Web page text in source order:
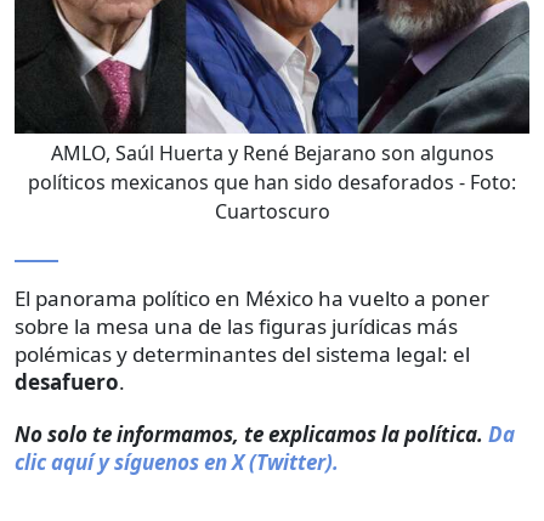
AMLO, Saúl Huerta y René Bejarano son algunos
políticos mexicanos que han sido desaforados - Foto:
Cuartoscuro
El panorama político en México ha vuelto a poner
sobre la mesa una de las figuras jurídicas más
polémicas y determinantes del sistema legal: el
desafuero.
No solo te informamos, te explicamos la política. Da
clic aquí y síguenos en X (Twitter).